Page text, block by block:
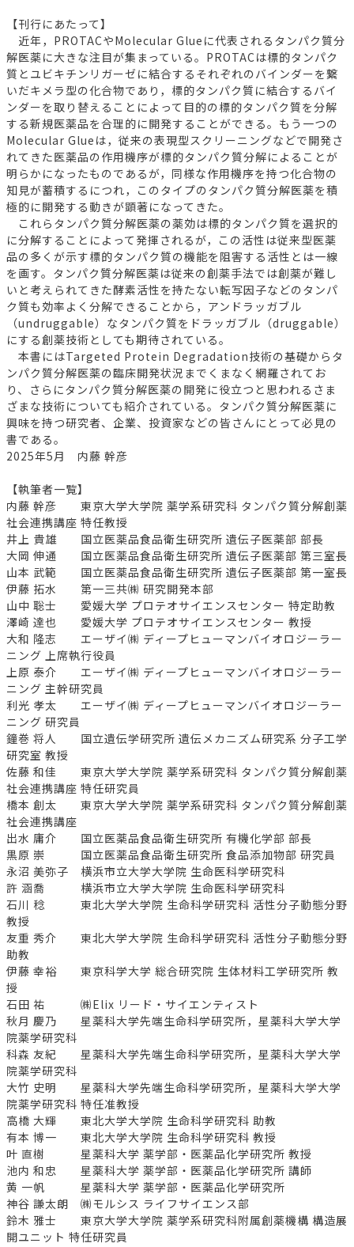
【刊行にあたって】
近年，PROTACやMolecular Glueに代表されるタンパク質分
解医薬に大きな注目が集まっている。PROTACは標的タンパク
質とユビキチンリガーゼに結合するそれぞれのバインダーを繋
いだキメラ型の化合物であり，標的タンパク質に結合するバイ
ンダーを取り替えることによって目的の標的タンパク質を分解
する新規医薬品を合理的に開発することができる。もう一つの
Molecular Glueは，従来の表現型スクリーニングなどで開発さ
れてきた医薬品の作用機序が標的タンパク質分解によることが
明らかになったものであるが，同様な作用機序を持つ化合物の
知見が蓄積するにつれ，このタイプのタンパク質分解医薬を積
極的に開発する動きが顕著になってきた。
これらタンパク質分解医薬の薬効は標的タンパク質を選択的
に分解することによって発揮されるが，この活性は従来型医薬
品の多くが示す標的タンパク質の機能を阻害する活性とは一線
を画す。タンパク質分解医薬は従来の創薬手法では創薬が難し
いと考えられてきた酵素活性を持たない転写因子などのタンパ
ク質も効率よく分解できることから，アンドラッガブル
（undruggable）なタンパク質をドラッガブル（druggable）
にする創薬技術としても期待されている。
本書にはTargeted Protein Degradation技術の基礎からタ
ンパク質分解医薬の臨床開発状況までくまなく網羅されてお
り、さらにタンパク質分解医薬の開発に役立つと思われるさま
ざまな技術についても紹介されている。タンパク質分解医薬に
興味を持つ研究者、企業、投資家などの皆さんにとって必見の
書である。
2025年5月 内藤 幹彦
【執筆者一覧】
内藤 幹彦 東京大学大学院 薬学系研究科 タンパク質分解創薬
社会連携講座 特任教授
井上 貴雄 国立医薬品食品衛生研究所 遺伝子医薬部 部長
大岡 伸通 国立医薬品食品衛生研究所 遺伝子医薬部 第三室長
山本 武範 国立医薬品食品衛生研究所 遺伝子医薬部 第一室長
伊藤 拓水 第一三共㈱ 研究開発本部
山中 聡士 愛媛大学 プロテオサイエンスセンター 特定助教
澤崎 達也 愛媛大学 プロテオサイエンスセンター 教授
大和 隆志 エーザイ㈱ ディープヒューマンバイオロジーラー
ニング 上席執行役員
上原 泰介 エーザイ㈱ ディープヒューマンバイオロジーラー
ニング 主幹研究員
利光 孝太 エーザイ㈱ ディープヒューマンバイオロジーラー
ニング 研究員
鐘巻 将人 国立遺伝学研究所 遺伝メカニズム研究系 分子工学
研究室 教授
佐藤 和佳 東京大学大学院 薬学系研究科 タンパク質分解創薬
社会連携講座 特任研究員
橋本 創太 東京大学大学院 薬学系研究科 タンパク質分解創薬
社会連携講座
出水 庸介 国立医薬品食品衛生研究所 有機化学部 部長
黒原 崇 国立医薬品食品衛生研究所 食品添加物部 研究員
永沼 美弥子 横浜市立大学大学院 生命医科学研究科
許 涵喬 横浜市立大学大学院 生命医科学研究科
石川 稔 東北⼤学⼤学院 ⽣命科学研究科 活性分⼦動態分野
教授
友重 秀介 東北⼤学⼤学院 ⽣命科学研究科 活性分⼦動態分野
助教
伊藤 幸裕 東京科学大学 総合研究院 生体材料工学研究所 教
授
石田 祐 ㈱Elix リード・サイエンティスト
秋月 慶乃 星薬科大学先端生命科学研究所，星薬科大学大学
院薬学研究科
科森 友紀 星薬科大学先端生命科学研究所，星薬科大学大学
院薬学研究科
大竹 史明 星薬科大学先端生命科学研究所，星薬科大学大学
院薬学研究科 特任准教授
高橋 大輝 東北大学大学院 生命科学研究科 助教
有本 博一 東北大学大学院 生命科学研究科 教授
叶 直樹 星薬科大学 薬学部・医薬品化学研究所 教授
池内 和忠 星薬科大学 薬学部・医薬品化学研究所 講師
黄 一帆 星薬科大学 薬学部・医薬品化学研究所
神谷 謙太朗 ㈱モルシス ライフサイエンス部
鈴木 雅士 東京大学大学院 薬学系研究科附属創薬機構 構造展
開ユニット 特任研究員